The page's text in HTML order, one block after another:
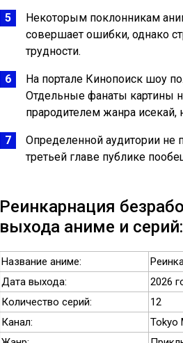
Некоторым поклонникам
совершает ошибки, однако
трудности.
На портале Кинопоиск шоу
Отдельные фанаты картины
прародителем жанра исекай,
Определенной аудитории не
третьей главе публике
Реинкарнация
выхода аниме и серий:
Название аниме:
Дата выхода:
2026
Количество серий:
12
Канал:
Tokyo